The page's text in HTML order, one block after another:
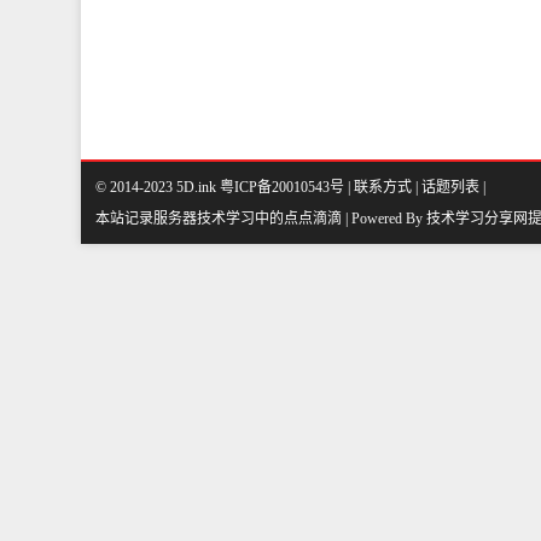
© 2014-2023 5D.ink 粤ICP备20010543号 联系方式 话题列表
本站记录服务器技术学习中的点点滴滴 | Powered By 技术学习分享网